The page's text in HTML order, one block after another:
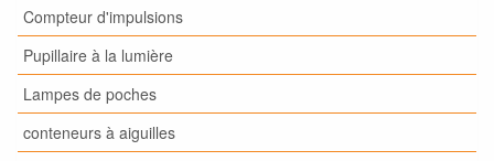
Compteur d'impulsions
Pupillaire à la lumière
Lampes de poches
conteneurs à aiguilles